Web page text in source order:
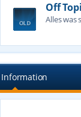
Off
Alles was
Information